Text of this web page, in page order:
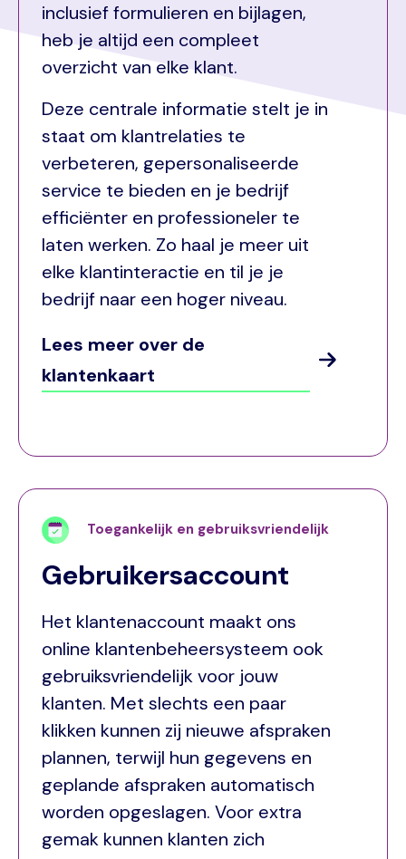
inclusief formulieren en bijlagen,
heb je altijd een compleet
overzicht van elke klant.
Deze centrale informatie stelt je in
staat om klantrelaties te
verbeteren, gepersonaliseerde
service te bieden en je bedrijf
efficiënter en professioneler te
laten werken. Zo haal je meer uit
elke klantinteractie en til je je
bedrijf naar een hoger niveau.
Lees meer over de
klantenkaart
Toegankelijk en gebruiksvriendelijk
Gebruikersaccount
Het klantenaccount maakt ons
online klantenbeheersysteem ook
gebruiksvriendelijk voor jouw
klanten. Met slechts een paar
klikken kunnen zij nieuwe afspraken
plannen, terwijl hun gegevens en
geplande afspraken automatisch
worden opgeslagen. Voor extra
gemak kunnen klanten zich